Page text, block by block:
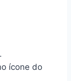
ícone do